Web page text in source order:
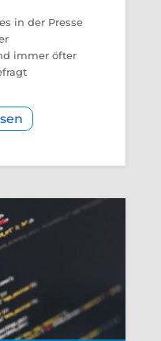
in der Presse
immer öfter